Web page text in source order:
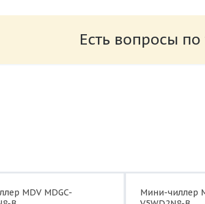
2.1 Мб
Есть вопросы
MDV MDGC-
Мини-чиллер